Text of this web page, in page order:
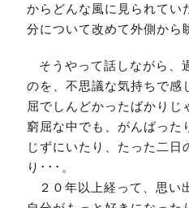
からどんな風に見られてい
分について改めて外側から
そうやって話しながら、
のを、不思議な気持ちで感
屈でしんどかったばかりじ
窮屈な中でも、がんばった
じずにいたり、たった二日
り･･･。
２０年以上経って、思い